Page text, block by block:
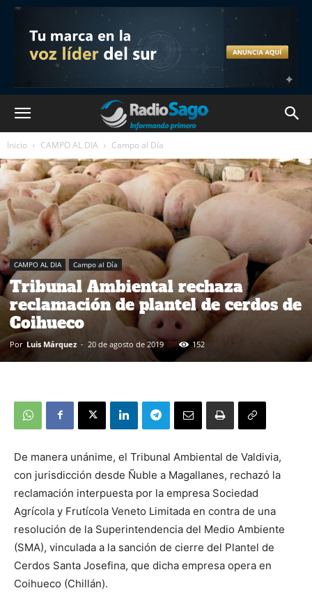
Inicio CAMPO AL DIA Campo al Día
CAMPO AL DIA Campo al Día
Tribunal Ambiental rechaza
reclamación de plantel de cerdos de
Coihueco
Por Luis Márquez - 20 de agosto de 2019 152
De manera unánime, el Tribunal Ambiental de Valdivia,
con jurisdicción desde Ñuble a Magallanes, rechazó la
reclamación interpuesta por la empresa Sociedad
Agrícola y Frutícola Veneto Limitada en contra de una
resolución de la Superintendencia del Medio Ambiente
(SMA), vinculada a la sanción de cierre del Plantel de
Cerdos Santa Josefina, que dicha empresa opera en
Coihueco (Chillán).